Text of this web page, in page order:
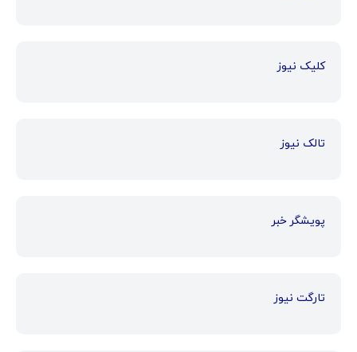
کلیک نیوز
تالک نیوز
پویشگر خبر
تارگت نیوز